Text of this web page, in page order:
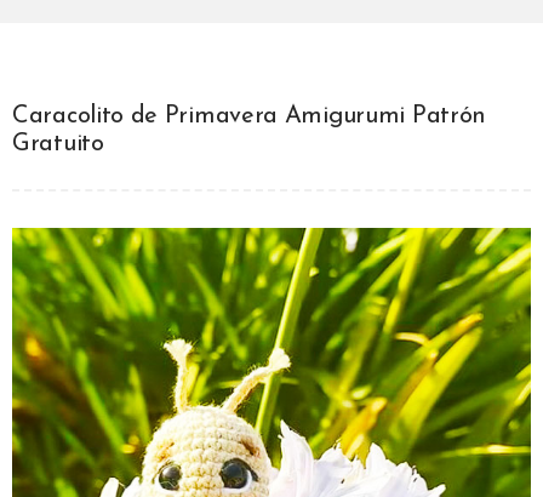
Caracolito de Primavera Amigurumi Patrón
Gratuito